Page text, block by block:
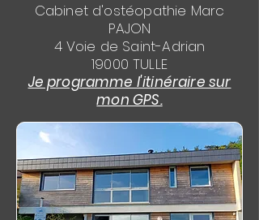
Cabinet d'ostéopathie Marc
PAJON
4 Voie de Saint-Adrian
19000 TULLE
Je programme l'itinéraire sur
mon GPS.